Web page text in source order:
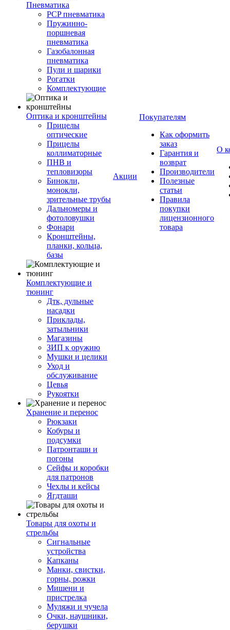
Пневматика
PCP пневматика
Пружинно-
поршневая
пневматика
Газобалонная
пневматика
Пули и шарики
Рогатки
Комплектующие
Оптика и кронштейны
Прицелы
оптические
Прицелы
коллиматорные
ПНВ и
тепловизоры
Бинокли,
монокли,
зрительные трубы
Дальномеры и
фотоловушки
Фонари
Кронштейны,
планки, кольца,
базы
Комплектующие и
тюнинг
Дтк, дульные
насадки
Приклады,
затыльники
Магазины
ЗИП к оружию
Мушки и целики
Уход и
обслуживание
Цевья
Рукоятки
Хранение и перенос
Рюкзаки
Кобуры и
подсумки
Патронташи и
погоны
Сейфы и коробки
для патронов
Чехлы и кейсы
Ягдташи
Товары для охоты и
стрельбы
Сигнальные
устройства
Капканы
Манки, свистки,
горны, рожки
Мишени и
пристрелка
Муляжи и чучела
Очки, наушники,
берушки
Акции
Покупателям
Как оформить
заказ
Гарантия и
возврат
Производители
Полезные
статьи
Правила
покупки
лицензионного
товара
О